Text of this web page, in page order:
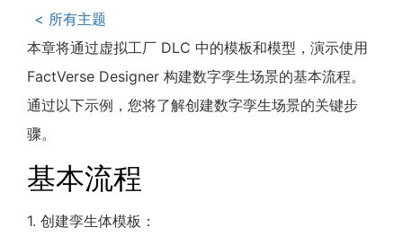
< 所有主题
本章将通过虚拟工厂 DLC 中的模板和模型，演示使用
FactVerse Designer 构建数字孪生场景的基本流程。
通过以下示例，您将了解创建数字孪生场景的关键步
骤。
基本流程
1. 创建孪生体模板：